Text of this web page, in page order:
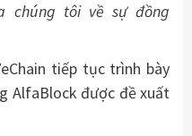
chúng tôi về sự đồng
tiếp tục trình bày
AlfaBlock được đề xuất